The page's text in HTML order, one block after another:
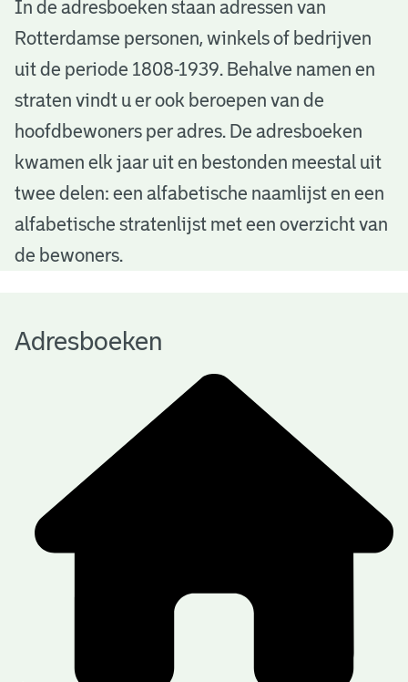
A
d
e
b
o
e
e
In de adresboeken staan adressen van
Rotterdamse personen, winkels of bedrijven
uit de periode 1808-1939. Behalve namen en
straten vindt u er ook beroepen van de
hoofdbewoners per adres. De adresboeken
kwamen elk jaar uit en bestonden meestal uit
twee delen: een alfabetische naamlijst en een
alfabetische stratenlijst met een overzicht van
de bewoners.
Adresboeken